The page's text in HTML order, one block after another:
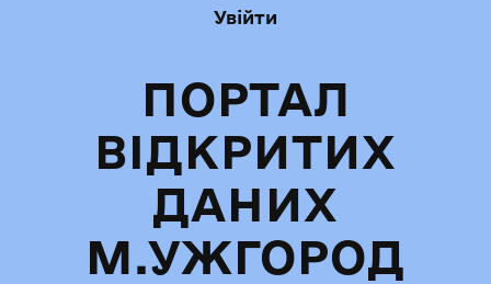
Увійти
ПОРТАЛ
ВІДКРИТИХ
ДАНИХ
М.УЖГОРОД